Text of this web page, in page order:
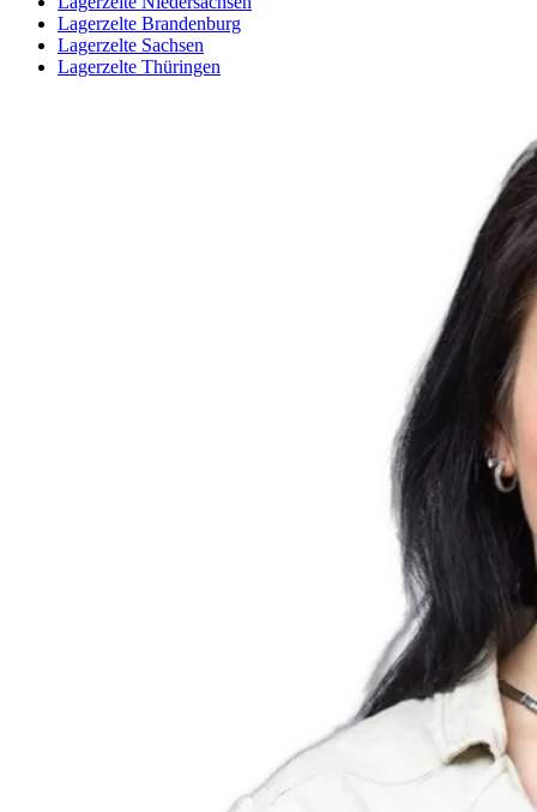
Lagerzelte Brandenburg
Lagerzelte Sachsen
Lagerzelte Thüringen